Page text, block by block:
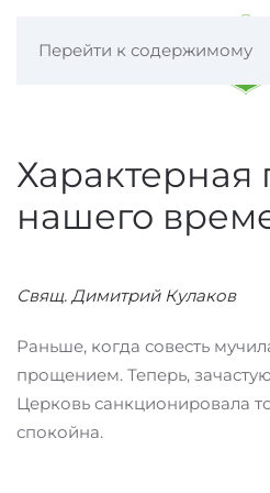
Перейти к содержимому
Характерная
нашего
Свящ. Димитрий Кулаков
Раньше, когда совесть
прощением. Теперь,
Церковь санкционировала
спокойна.